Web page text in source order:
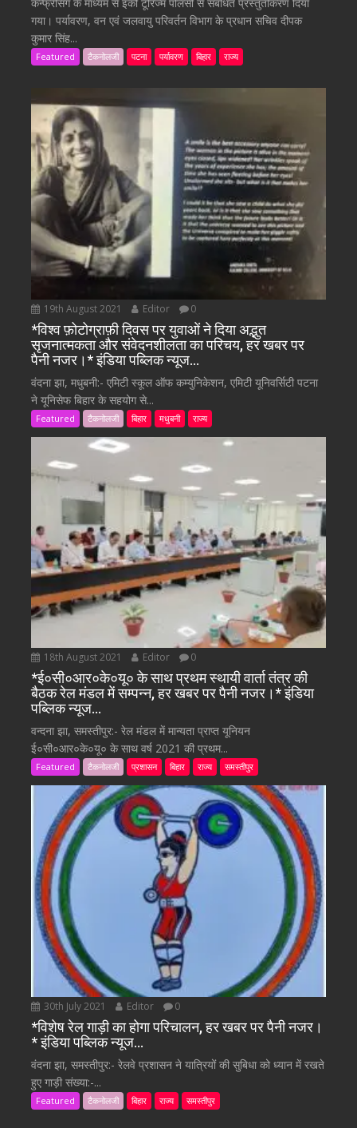
गया। पर्यावरण, वन एवं जलवायु परिवर्तन विभाग के प्रधान सचिव दीपक
कुमार सिंह...
Featured टैकनोलजी पटना पर्यावरण बिहार राज्य
19th August 2021 Editor 0
*विश्व फ़ोटोग्राफ़ी दिवस पर युवाओं ने दिया अद्भुत
सृजनात्मकता और संवेदनशीलता का परिचय, हर खबर पर
पैनी नजर।* इंडिया पब्लिक न्यूज…
वंदना झा, मधुबनी:- एमिटी स्कूल ऑफ कम्युनिकेशन, एमिटी यूनिवर्सिटी पटना
ने यूनिसेफ बिहार के सहयोग से...
Featured टैकनोलजी बिहार मधुबनी राज्य
18th August 2021 Editor 0
*ई०सी०आर०के०यू० के साथ प्रथम स्थायी वार्ता तंत्र की
बैठक रेल मंडल में सम्पन्न, हर खबर पर पैनी नजर।* इंडिया
पब्लिक न्यूज…
वन्दना झा, समस्तीपुर:- रेल मंडल में मान्यता प्राप्त यूनियन
ई०सी०आर०के०यू० के साथ वर्ष 2021 की प्रथम...
Featured टैकनोलजी प्रशासन बिहार राज्य समस्तीपुर
30th July 2021 Editor 0
*विशेष रेल गाड़ी का होगा परिचालन, हर खबर पर पैनी नजर।
* इंडिया पब्लिक न्यूज…
वंदना झा, समस्तीपुर:- रेलवे प्रशासन ने यात्रियों की सुबिधा को ध्यान में रखते
हुए गाड़ी संख्या:-...
Featured टैकनोलजी बिहार राज्य समस्तीपुर